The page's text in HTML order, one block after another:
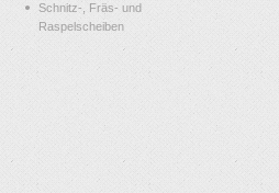
Schnitz-, Fräs- und
Raspelscheiben